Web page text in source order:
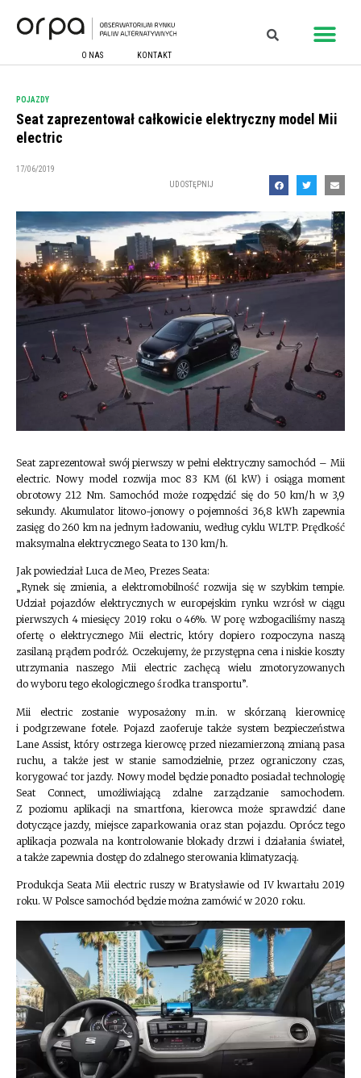
O NAS KONTAKT
POJAZDY
Seat zaprezentował całkowicie elektryczny model Mii
electric
17/06/2019
UDOSTĘPNIJ
Seat zaprezentował swój pierwszy w pełni elektryczny samochód – Mii
electric. Nowy model rozwija moc 83 KM (61 kW) i osiąga moment
obrotowy 212 Nm. Samochód może rozpędzić się do 50 km/h w 3,9
sekundy. Akumulator litowo-jonowy o pojemności 36,8 kWh zapewnia
zasięg do 260 km na jednym ładowaniu, według cyklu WLTP. Prędkość
maksymalna elektrycznego Seata to 130 km/h.
Jak powiedział Luca de Meo, Prezes Seata:
„Rynek się zmienia, a elektromobilność rozwija się w szybkim tempie.
Udział pojazdów elektrycznych w europejskim rynku wzrósł w ciągu
pierwszych 4 miesięcy 2019 roku o 46%. W porę wzbogaciliśmy naszą
ofertę o elektrycznego Mii electric, który dopiero rozpoczyna naszą
zasilaną prądem podróż. Oczekujemy, że przystępna cena i niskie koszty
utrzymania naszego Mii electric zachęcą wielu zmotoryzowanych
do wyboru tego ekologicznego środka transportu”.
Mii electric zostanie wyposażony m.in. w skórzaną kierownicę
i podgrzewane fotele. Pojazd zaoferuje także system bezpieczeństwa
Lane Assist, który ostrzega kierowcę przed niezamierzoną zmianą pasa
ruchu, a także jest w stanie samodzielnie, przez ograniczony czas,
korygować tor jazdy. Nowy model będzie ponadto posiadał technologię
Seat Connect, umożliwiającą zdalne zarządzanie samochodem.
Z poziomu aplikacji na smartfona, kierowca może sprawdzić dane
dotyczące jazdy, miejsce zaparkowania oraz stan pojazdu. Oprócz tego
aplikacja pozwala na kontrolowanie blokady drzwi i działania świateł,
a także zapewnia dostęp do zdalnego sterowania klimatyzacją.
Produkcja Seata Mii electric ruszy w Bratysławie od IV kwartału 2019
roku. W Polsce samochód będzie można zamówić w 2020 roku.